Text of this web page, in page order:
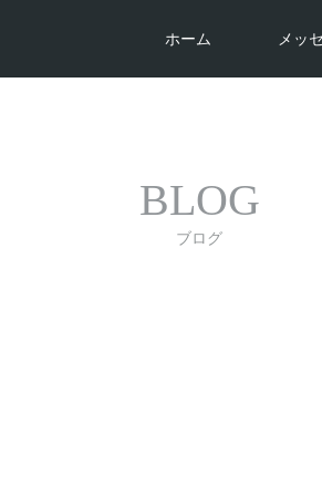
ホーム メッ
BLOG
ブログ